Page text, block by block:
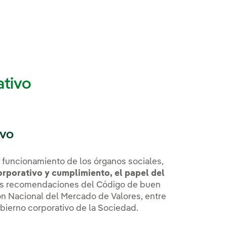
de los órganos sociales,
y cumplimiento, el papel del
recomendaciones del Código de buen
Nacional del Mercado de Valores, entre
corporativo de la Sociedad.